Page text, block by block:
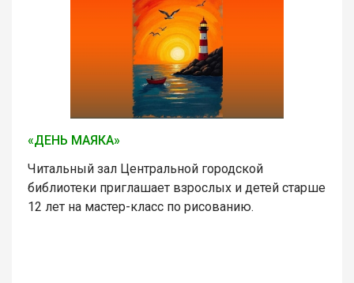
«ДЕНЬ МАЯКА»
Читальный зал Центральной городской
библиотеки приглашает взрослых и детей старше
12 лет на мастер-класс по рисованию.